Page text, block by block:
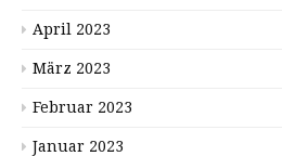
April 2023
März 2023
Februar 2023
Januar 2023